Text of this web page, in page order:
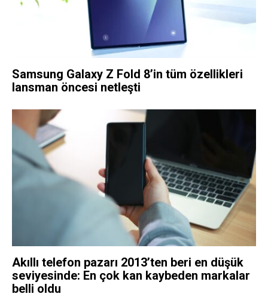
Samsung Galaxy Z Fold 8’in tüm özellikleri
lansman öncesi netleşti
Akıllı telefon pazarı 2013’ten beri en düşük
seviyesinde: En çok kan kaybeden markalar
belli oldu